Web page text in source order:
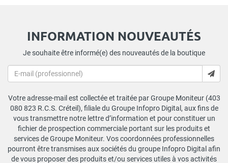
INFORMATION NOUVEAUTÉS
Je souhaite être informé(e) des nouveautés de la boutique
Votre adresse-mail est collectée et traitée par Groupe Moniteur (403
080 823 R.C.S. Créteil), filiale du Groupe Infopro Digital, aux fins de
vous transmettre notre lettre d’information et pour constituer un
fichier de prospection commerciale portant sur les produits et
services de Groupe Moniteur. Vos coordonnées professionnelles
pourront être transmises aux sociétés du groupe Infopro Digital afin
de vous proposer des produits et/ou services utiles à vos activités